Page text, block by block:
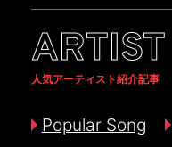
ARTIST
人気アーティスト紹介記事
Popular Song